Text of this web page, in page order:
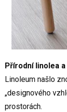
Přírodní linolea
Linoleum našlo
„designového
prostorách.